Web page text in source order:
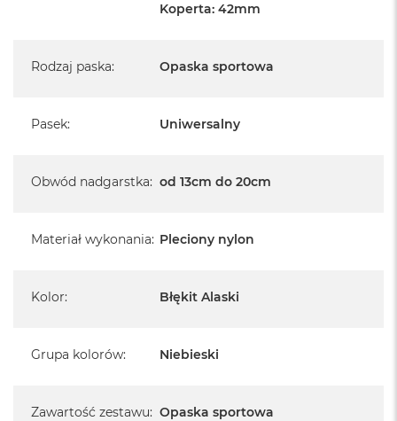
Koperta: 42mm
Rodzaj paska: Opaska sportowa
Pasek: Uniwersalny
Obwód nadgarstka: od 13cm do 20cm
Materiał wykonania: Pleciony nylon
Kolor: Błękit Alaski
Grupa kolorów: Niebieski
Zawartość zestawu: Opaska sportowa